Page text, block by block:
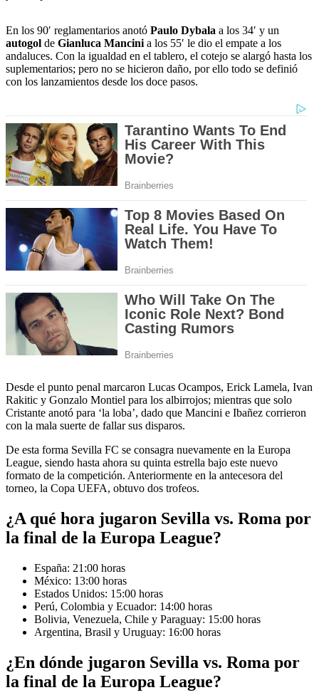
En los 90′ reglamentarios anotó Paulo Dybala a los 34′ y un
autogol de Gianluca Mancini a los 55′ le dio el empate a los
andaluces. Con la igualdad en el tablero, el cotejo se alargó hasta los
suplementarios; pero no se hicieron daño, por ello todo se definió
con los lanzamientos desde los doce pasos.
Desde el punto penal marcaron Lucas Ocampos, Erick Lamela, Ivan
Rakitic y Gonzalo Montiel para los albirrojos; mientras que solo
Cristante anotó para ‘la loba’, dado que Mancini e Ibañez corrieron
con la mala suerte de fallar sus disparos.
De esta forma Sevilla FC se consagra nuevamente en la Europa
League, siendo hasta ahora su quinta estrella bajo este nuevo
formato de la competición. Anteriormente en la antecesora del
torneo, la Copa UEFA, obtuvo dos trofeos.
¿A qué hora jugaron Sevilla vs. Roma por
la final de la Europa League?
España: 21:00 horas
México: 13:00 horas
Estados Unidos: 15:00 horas
Perú, Colombia y Ecuador: 14:00 horas
Bolivia, Venezuela, Chile y Paraguay: 15:00 horas
Argentina, Brasil y Uruguay: 16:00 horas
¿En dónde jugaron Sevilla vs. Roma por
la final de la Europa League?